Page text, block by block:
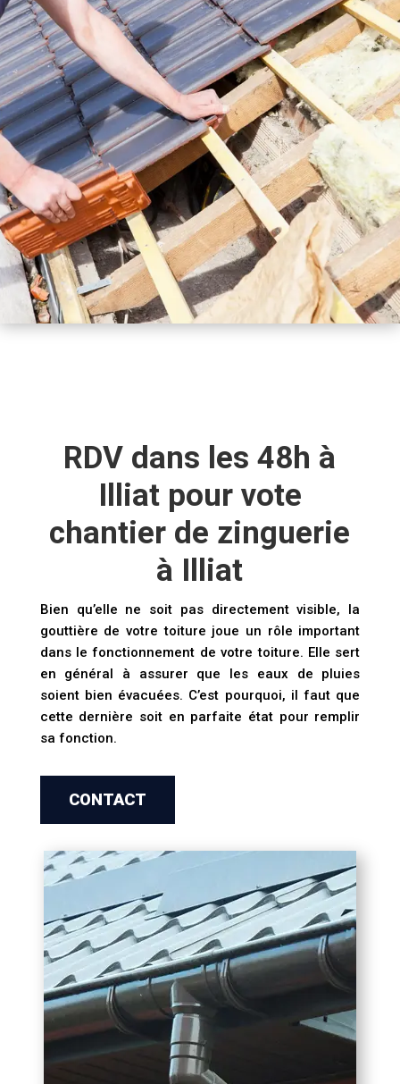
RDV dans les 48h à
Illiat pour vote
chantier de zinguerie
à Illiat
Bien qu’elle ne soit pas directement visible, la
gouttière de votre toiture joue un rôle important
dans le fonctionnement de votre toiture. Elle sert
en général à assurer que les eaux de pluies
soient bien évacuées. C’est pourquoi, il faut que
cette dernière soit en parfaite état pour remplir
sa fonction.
CONTACT